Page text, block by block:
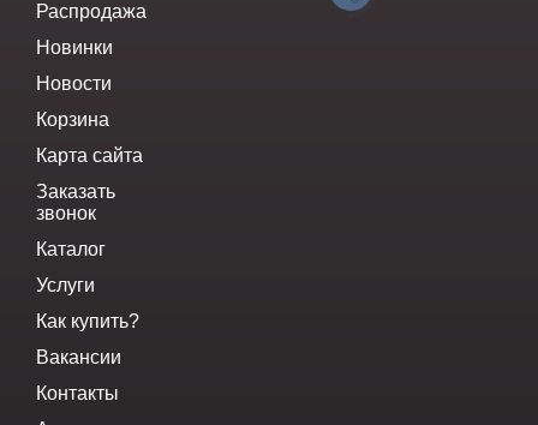
Распродажа
Новинки
Новости
Корзина
Карта сайта
Заказать
звонок
Каталог
Услуги
Как купить?
Вакансии
Контакты